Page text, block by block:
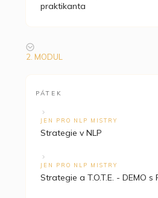
praktikanta
2. MODUL
PÁTEK
JEN PRO NLP MISTRY
Strategie v NLP
JEN PRO NLP MISTRY
Strategie a T.O.T.E. - DEMO s